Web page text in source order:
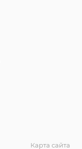
Карта сайта